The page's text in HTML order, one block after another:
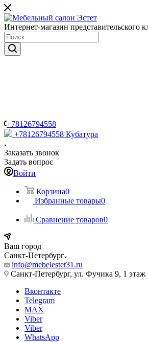
Интернет-магазин представительского
+78126794558
+78126794558 Кубатура
Заказать звонок
Задать вопрос
Войти
Корзина0
Избранные товары0
Сравнение товаров0
Ваш город
Санкт-Петербург
info@mebelestet31.ru
Санкт-Петербург, ул. Фучика 9, 1 этаж
Вконтакте
Telegram
MAX
Viber
Viber
WhatsApp